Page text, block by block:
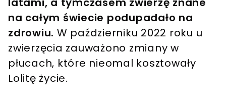
na całym świecie podupadało na
zdrowiu. W październiku 2022 roku u
zwierzęcia zauważono zmiany w
płucach, które nieomal kosztowały
Lolitę życie.